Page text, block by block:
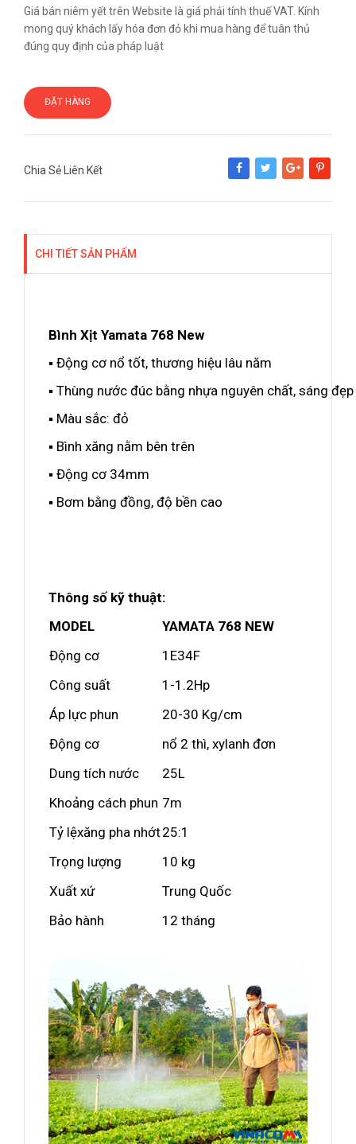
Giá bán niêm yết trên Website là giá phải tính thuế VAT. Kính
mong quý khách lấy hóa đơn đỏ khi mua hàng để tuân thủ
đúng quy định của pháp luật
ĐẶT HÀNG
Chia Sẻ Liên Kết
Share Tweet Google+Pinterest
CHI TIẾT SẢN PHẨM
Bình Xịt Yamata 768 New
▪ Động cơ nổ tốt, thương hiệu lâu năm
▪ Thùng nước đúc bằng nhựa nguyên chất, sáng đẹp
▪ Màu sắc: đỏ
▪ Bình xăng nằm bên trên
▪ Động cơ 34mm
▪ Bơm bằng đồng, độ bền cao
Thông số kỹ thuật:
MODEL
YAMATA 768 NEW
Động cơ
1E34F
Công suất
1-1.2Hp
Áp lực phun
20-30 Kg/cm
Động cơ
nổ 2 thì, xylanh đơn
Dung tích nước
25L
Khoảng cách phun 7m
Tỷ lệxăng pha nhớt25:1
Trọng lượng
10 kg
Xuất xứ
Trung Quốc
Bảo hành
12 tháng